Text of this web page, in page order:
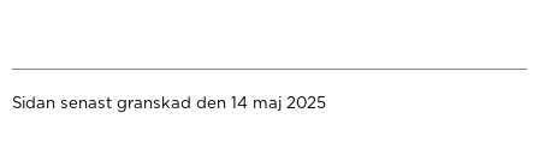
Sidan senast granskad den 14 maj 2025